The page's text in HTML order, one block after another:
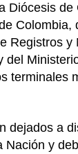
Diócesis de
Colombia,
Registros y
del
terminales
dejados a
Nación y